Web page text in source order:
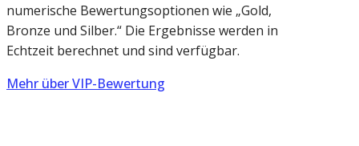
numerische Bewertungsoptionen wie „Gold,
Bronze und Silber.“ Die Ergebnisse werden in
Echtzeit berechnet und sind verfügbar.
Mehr über VIP-Bewertung